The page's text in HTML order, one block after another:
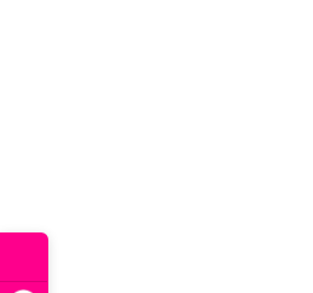
Lederen
rolgespen en D-